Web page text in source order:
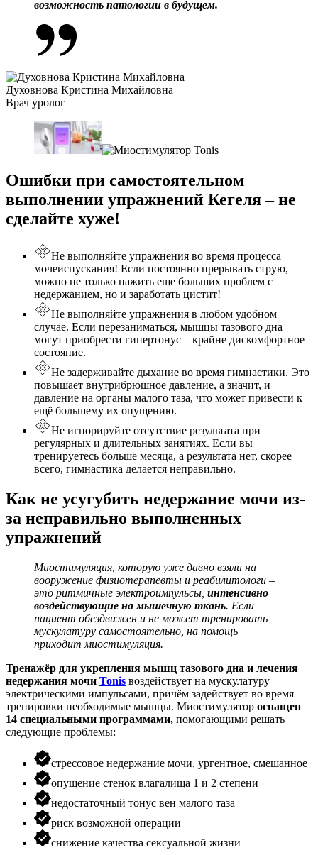
возможность патологии в будущем.
Духовнова Кристина Михайловна
Врач уролог
Ошибки при самостоятельном
выполнении упражнений Кегеля – не
сделайте хуже!
Не выполняйте упражнения во время процесса
мочеиспускания! Если постоянно прерывать струю,
можно не только нажить еще больших проблем с
недержанием, но и заработать цистит!
Не выполняйте упражнения в любом удобном
случае. Если перезаниматься, мышцы тазового дна
могут приобрести гипертонус – крайне дискомфортное
состояние.
Не задерживайте дыхание во время гимнастики. Это
повышает внутрибрюшное давление, а значит, и
давление на органы малого таза, что может привести к
ещё большему их опущению.
Не игнорируйте отсутствие результата при
регулярных и длительных занятиях. Если вы
тренируетесь больше месяца, а результата нет, скорее
всего, гимнастика делается неправильно.
Как не усугубить недержание мочи из-
за неправильно выполненных
упражнений
Миостимуляция, которую уже давно взяли на
вооружение физиотерапевты и реабилитологи –
это ритмичные электроимпульсы, интенсивно
воздействующие на мышечную ткань. Если
пациент обездвижен и не может тренировать
мускулатуру самостоятельно, на помощь
приходит миостимуляция.
Тренажёр для укрепления мышц тазового дна и лечения
недержания мочи Tonis воздействует на мускулатуру
электрическими импульсами, причём задействует во время
тренировки необходимые мышцы. Миостимулятор оснащен
14 специальными программами, помогающими решать
следующие проблемы:
стрессовое недержание мочи, ургентное, смешанное
опущение стенок влагалища 1 и 2 степени
недостаточный тонус вен малого таза
риск возможной операции
снижение качества сексуальной жизни